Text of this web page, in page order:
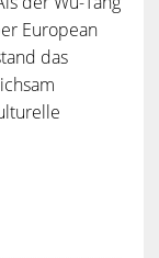
European
das